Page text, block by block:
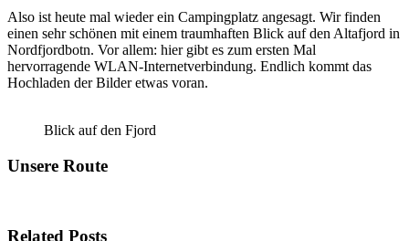
Also ist heute mal wieder ein Campingplatz angesagt. Wir finden
einen sehr schönen mit einem traumhaften Blick auf den Altafjord in
Nordfjordbotn. Vor allem: hier gibt es zum ersten Mal
hervorragende WLAN-Internetverbindung. Endlich kommt das
Hochladen der Bilder etwas voran.
Blick auf den Fjord
Unsere Route
Related Posts